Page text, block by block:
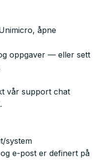
åpne
oppgaver — eller sett
vår support chat
system
e-post er definert på